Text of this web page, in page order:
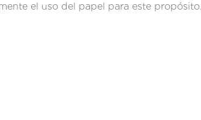
el uso del papel para este propósito.